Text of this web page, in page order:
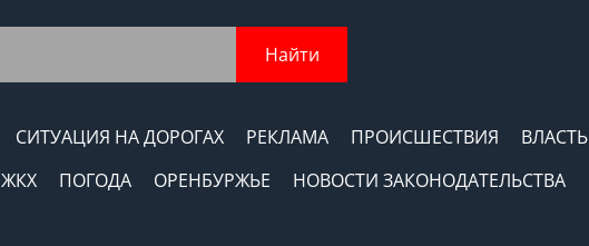
Найти
СИТУАЦИЯ НА ДОРОГАХ РЕКЛАМА ПРОИСШЕСТВИЯ
ВЛАСТЬ
ЖКХ ПОГОДА ОРЕНБУРЖЬЕ
НОВОСТИ ЗАКОНОДАТЕЛЬСТВА